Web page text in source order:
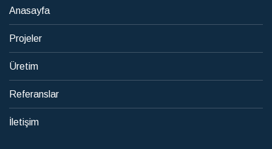
Anasayfa
Projeler
Üretim
Referanslar
İletişim